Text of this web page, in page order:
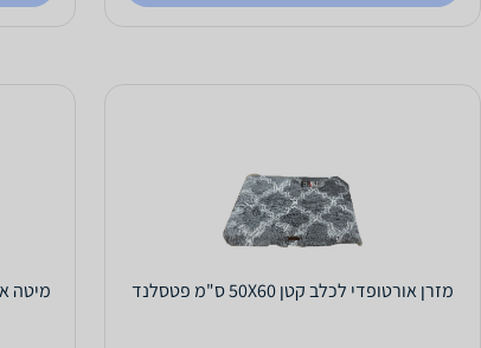
מזרן אורטופדי לכלב קטן 50X60 ס"מ פטסלנד מיטה